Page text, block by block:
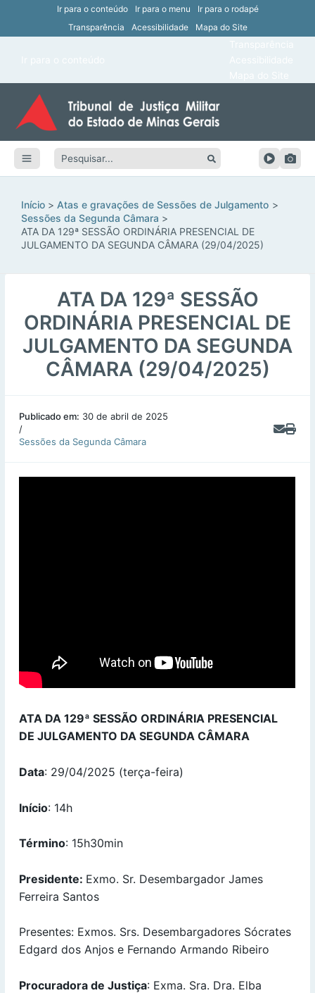
Ir para o conteúdo Ir para o menu
Ir para o rodapé
Transparência
Acessibilidade Mapa do Site
Pesquisar:
Início
Atas e gravações de Sessões de Julgamento
Sessões da Segunda Câmara
ATA DA 129ª SESSÃO ORDINÁRIA PRESENCIAL DE
JULGAMENTO DA SEGUNDA CÂMARA (29/04/2025)
ATA DA 129ª SESSÃO
ORDINÁRIA PRESENCIAL DE
JULGAMENTO DA SEGUNDA
CÂMARA (29/04/2025)
Publicado em: 30 de abril de 2025
/
Sessões da Segunda Câmara
ATA DA 129ª SESSÃO ORDINÁRIA PRESENCIAL
DEJULGAMENTO DA SEGUNDA CÂMARA
Data: 29/04/2025 (terça-feira)
Início: 14h
Término: 15h30min
Presidente: Exmo. Sr. Desembargador James
Ferreira Santos
Presentes: Exmos. Srs. Desembargadores Sócrates
Edgard dos Anjos e Fernando Armando Ribeiro
Procuradora de Justiça: Exma. Sra. Dra. Elba